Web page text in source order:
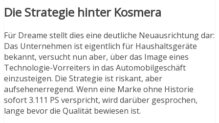
Die Strategie hinter Kosmera
Für Dreame stellt dies eine deutliche Neuausrichtung dar:
Das Unternehmen ist eigentlich für Haushaltsgeräte
bekannt, versucht nun aber, über das Image eines
Technologie-Vorreiters in das Automobilgeschäft
einzusteigen. Die Strategie ist riskant, aber
aufsehenerregend. Wenn eine Marke ohne Historie
sofort 3.111 PS verspricht, wird darüber gesprochen,
lange bevor die Qualität bewiesen ist.